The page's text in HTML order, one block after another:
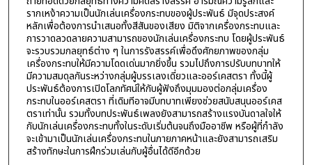
รากเหง้าความเป็นนักเล่นเครื่องกระทบของผู้ประพันธ์ มีจุดประสงค์
หลักเพื่อต้องการนำเสนอทั้งสีสันของเสียง มิติจากเครื่องกระทบและ
การวาดลวดลายความสามารถของนักเล่นเครื่องกระทบ โดยผู้ประพันธ์
จะรวบรวมกลยุทธ์ต่าง ๆ ในการรังสรรค์เพื่อดึงศักยภาพของกลุ่ม
เครื่องกระทบให้มีความโดดเด่นมากยิ่งขึ้น รวมไปถึงการปรับบทบาทให้
มีความสมดุลกันระหว่างกลุ่มผู้บรรเลงเดี่ยวและออร์เคสตรา ทั้งนี้ผู้
ประพันธ์ต้องการเปิดโลกทัศน์ให้กับผู้ฟังถึงมุมมองต่อกลุ่มเครื่อง
กระทบในออร์เคสตรา ที่เดิมทีอาจมีบทบาทเพียงช่วยสนับสนุนออร์เคส
ตราเท่านั้น รวมทั้งบทประพันธ์เพลงยังสามารถสร้างแรงบันดาลใจให้
กับนักเล่นเครื่องกระทบทั้งในระดับเริ่มต้นจนถึงมืออาชีพ หรือผู้ที่กำลัง
จะเข้ามาเป็นนักเล่นเครื่องกระทบในภายภาคหน้าและยังสามารถเสริม
สร้างทักษะในการฝึกร่วมเล่นกับผู้อื่นได้ดีอีกด้วย